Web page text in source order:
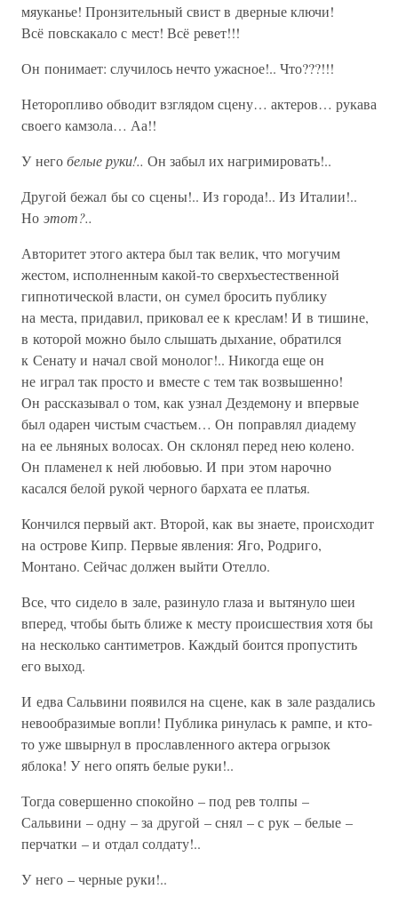
мяуканье! Пронзительный свист в дверные ключи!
Всё повскакало с мест! Всё ревет!!!
Он понимает: случилось нечто ужасное!.. Что???!!!
Неторопливо обводит взглядом сцену… актеров… рукава
своего камзола… Аа!!
У негобелые руки!.. Он забыл их нагримировать!..
Другой бежал бы со сцены!.. Из города!.. Из Италии!..
Но этот?..
Авторитет этого актера был так велик, что могучим
жестом, исполненным какой-то сверхъестественной
гипнотической власти, он сумел бросить публику
на места, придавил, приковал ее к креслам! И в тишине,
в которой можно было слышать дыхание, обратился
к Сенату и начал свой монолог!.. Никогда еще он
не играл так просто и вместе с тем так возвышенно!
Он рассказывал о том, как узнал Дездемону и впервые
был одарен чистым счастьем… Он поправлял диадему
на ее льняных волосах. Он склонял перед нею колено.
Он пламенел к ней любовью. И при этом нарочно
касался белой рукой черного бархата ее платья.
Кончился первый акт. Второй, как вы знаете, происходит
на острове Кипр. Первые явления: Яго, Родриго,
Монтано. Сейчас должен выйти Отелло.
Все, что сидело в зале, разинуло глаза и вытянуло шеи
вперед, чтобы быть ближе к месту происшествия хотя бы
на несколько сантиметров. Каждый боится пропустить
его выход.
И едва Сальвини появился на сцене, как в зале раздались
невообразимые вопли! Публика ринулась к рампе, и кто-
то уже швырнул в прославленного актера огрызок
яблока! У него опять белые руки!..
Тогда совершенно спокойно – под рев толпы –
Сальвини – одну – за другой – снял – с рук – белые –
перчатки – и отдал солдату!..
У него – черные руки!..